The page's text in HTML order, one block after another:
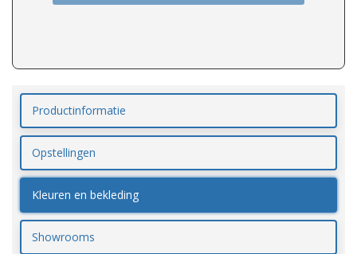
Productinformatie
Opstellingen
Kleuren en bekleding
Showrooms